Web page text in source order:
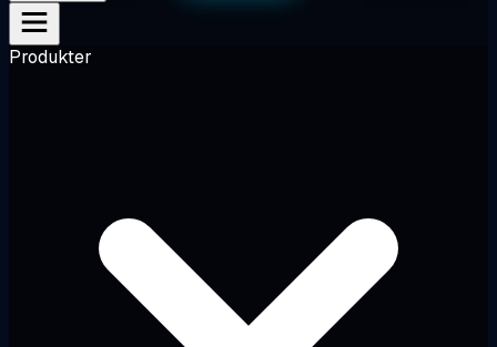
Produkter